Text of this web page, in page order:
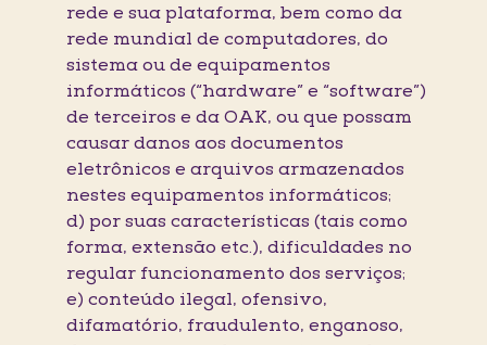
rede e sua plataforma, bem como da
rede mundial de computadores, do
sistema ou de equipamentos
informáticos (“hardware” e “software”)
de terceiros e da OAK, ou que possam
causar danos aos documentos
eletrônicos e arquivos armazenados
nestes equipamentos informáticos;
d) por suas características (tais como
forma, extensão etc.), dificuldades no
regular funcionamento dos serviços;
e) conteúdo ilegal, ofensivo,
difamatório, fraudulento, enganoso,